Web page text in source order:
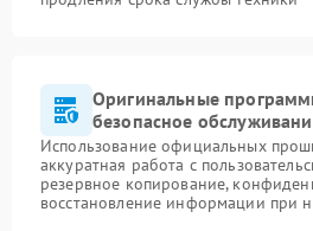
Оригинальные
безопасное
Использование официальных
аккуратная работа с
резервное копирование,
восстановление информации при